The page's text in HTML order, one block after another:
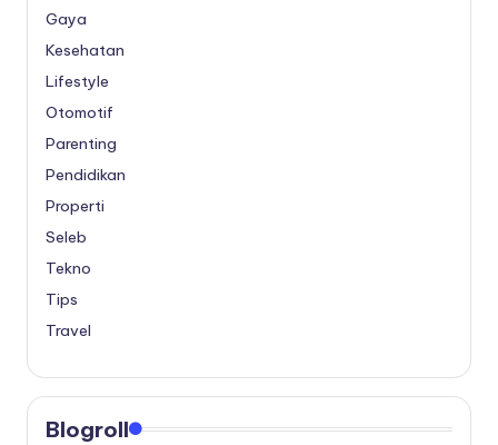
Gaya
Kesehatan
Lifestyle
Otomotif
Parenting
Pendidikan
Properti
Seleb
Tekno
Tips
Travel
Blogroll